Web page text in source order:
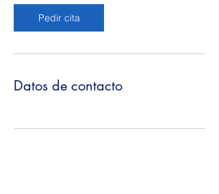
Pedir cita
Datos de contacto